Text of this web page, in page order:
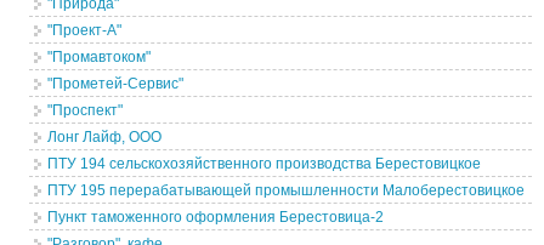
"Природа"
"Проект-А"
"Промавтоком"
"Прометей-Сервис"
"Проспект"
Лонг Лайф, ООО
ПТУ 194 сельскохозяйственного производства Берестовицкое
ПТУ 195 перерабатывающей промышленности Малоберестовицкое
Пункт таможенного оформления Берестовица-2